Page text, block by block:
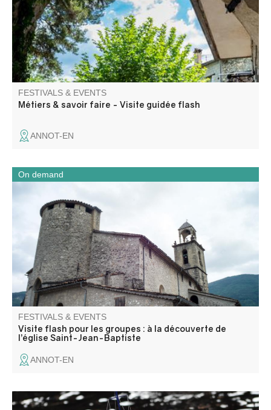
of mills, laundries and workshops, at the heart of an
ingenious local economy.
FESTIVALS & EVENTS
Métiers & savoir faire - Visite guidée flash
ANNOT-EN
d’une visite flash guidée pour les groupes. En un temps
court, l’église et la chapelle des Pénitents révèlent leur
architecture, leurs œuvres et les traditions locales.
FESTIVALS & EVENTS
Visite flash pour les groupes : à la découverte de
l’église Saint-Jean-Baptiste
On demand
ANNOT-EN